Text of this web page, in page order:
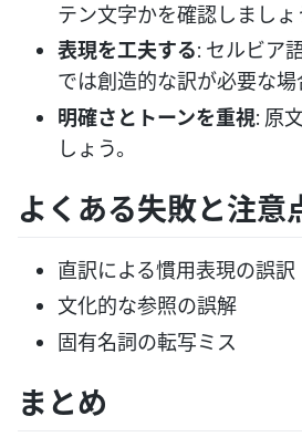
テン文字かを確認しましょ
表現を工夫する: セルビア
では創造的な訳が必要な場
明確さとトーンを重視: 原
しょう。
よくある失敗と注意
直訳による慣用表現の誤訳
文化的な参照の誤解
固有名詞の転写ミス
まとめ